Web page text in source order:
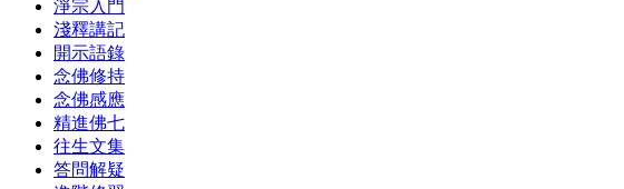
淨宗入門
淺釋講記
開示語錄
念佛修持
念佛感應
精進佛七
往生文集
答問解疑